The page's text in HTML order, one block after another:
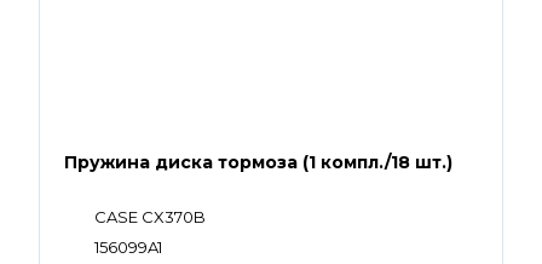
Пружина диска тормоза (1 компл./18 шт.)
CASE CX370B
156099A1